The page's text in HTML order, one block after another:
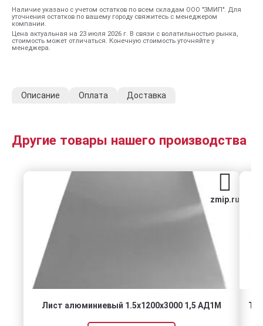
Наличие указано с учетом остатков по всем складам ООО "ЗМИП". Для
уточнения остатков по вашему городу свяжитесь с менеджером
компании.
Цена актуальная на 23 июля 2026 г. В связи с волатильностью рынка,
стоимость может отличаться. Конечную стоимость уточняйте у
менеджера.
Описание Оплата Доставка
Другие товары нашего производства
zmip.ru
Лист алюминиевый 1.5х1200х3000 1,5 АД1М